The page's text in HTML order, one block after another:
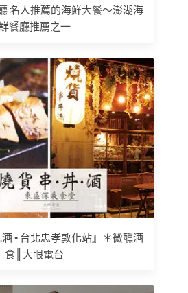
名人推薦的海鮮大餐～澎湖海
餐廳推薦之一
▪ 台北忠孝敦化站』＊微醺酒
食║大眼電台